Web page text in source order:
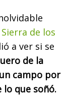
Sierra de los
a ver si se
de la
campo por
lo que soñó.